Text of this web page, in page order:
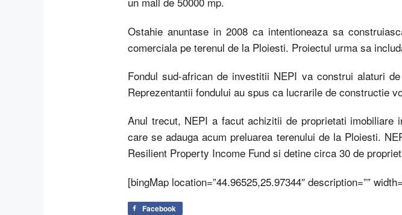
Ostahie anuntase in 2008 ca intentioneaza sa
comerciala pe terenul de la Ploiesti. Proiectul urma sa
Fondul sud-african de investitii NEPI va construi alaturi
Reprezentantii fondului au spus ca lucrarile de constructie
Anul trecut, NEPI a facut achizitii de proprietati
care se adauga acum preluarea terenului de la Ploiesti.
Resilient Property Income Fund si detine circa 30 de
[bingMap location=”44.96525,25.97344″ description=””
Facebook